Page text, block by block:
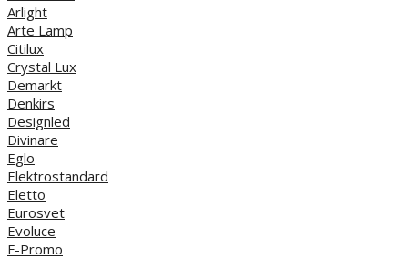
Arlight
Arte Lamp
Citilux
Crystal Lux
Demarkt
Denkirs
Designled
Divinare
Eglo
Elektrostandard
Eletto
Eurosvet
Evoluce
F-Promo